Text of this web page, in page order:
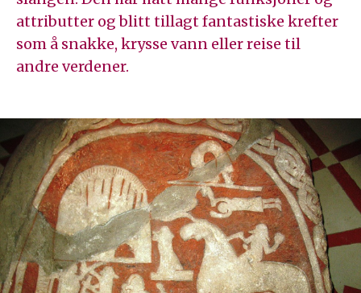
attributter og blitt tillagt fantastiske krefter
som å snakke, krysse vann eller reise til
andre verdener.